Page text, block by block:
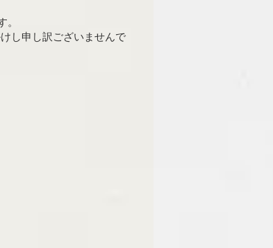
し申し訳ございませんで